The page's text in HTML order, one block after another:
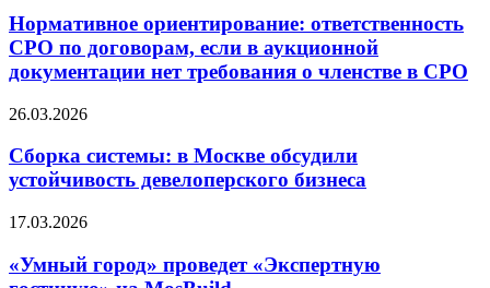
строителей
ответственность
СРО
по
договорам,
в
документации
нет
требования
о
СРО
Нормативное ориентирование: ответственность
СРО по договорам, если в аукционной
документации нет требования о членстве в СРО
Сборка
в
Москве
обсудили
девелоперского
26.03.2026
Сборка системы: в Москве обсудили
устойчивость девелоперского бизнеса
«Умный
проведет
«Экспертную
17.03.2026
«Умный город» проведет «Экспертную